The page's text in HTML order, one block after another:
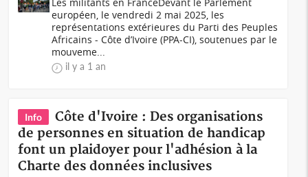
européen, le vendredi 2 mai 2025, les
représentations extérieures du Parti des Peuples
Africains - Côte d’Ivoire (PPA-CI), soutenues par le
mouveme...
il y a 1 an
Info
Côte d'Ivoire : Des organisations
de personnes en situation de handicap
font un plaidoyer pour l'adhésion à la
Charte des données inclusives